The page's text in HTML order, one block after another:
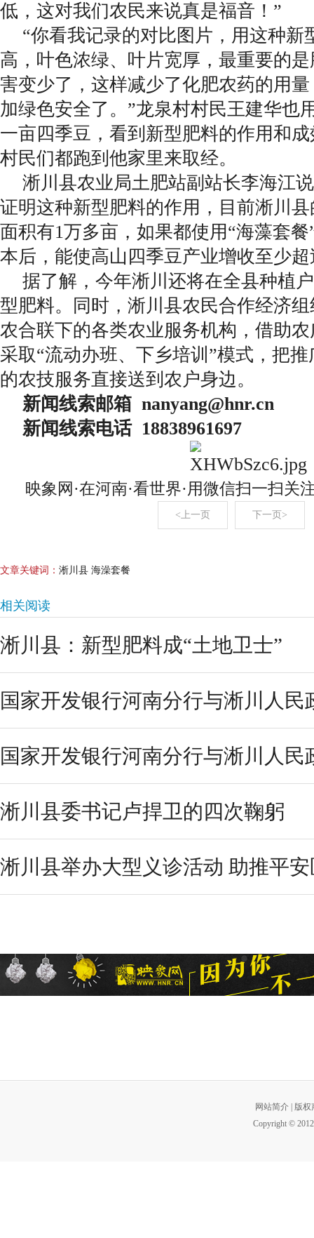
低，这对我们农民来说真是福音！”
“你看我记录的对比图片，用这种新
高，叶色浓绿、叶片宽厚，最重要的
害变少了，这样减少了化肥农药的用
加绿色安全了。”龙泉村村民王建华也
一亩四季豆，看到新型肥料的作用和
村民们都跑到他家里来取经。
淅川县农业局土肥站副站长李海江
证明这种新型肥料的作用，目前淅川
面积有1万多亩，如果都使用“海藻套
本后，能使高山四季豆产业增收至少超
据了解，今年淅川还将在全县种植
型肥料。同时，淅川县农民合作经济
农合联下的各类农业服务机构，借助
采取“流动办班、下乡培训”模式，把
的农技服务直接送到农户身边。
新闻线索邮箱
新闻线索电话 18838961697
映象网·在河南·看世界·用微信扫一扫关
<上一页 下一页>
文章关键词： 淅川县 海澡套餐
相关阅读
淅川县：新型肥料成“土地卫士”
国家开发银行河南分行与淅川人民
国家开发银行河南分行与淅川人民
淅川县委书记卢捍卫的四次鞠躬
淅川县举办大型义诊活动 助推平
网站简介
版权
Copyright ©